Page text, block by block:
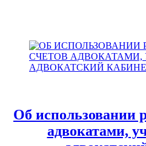
Об использовании
адвокатами,